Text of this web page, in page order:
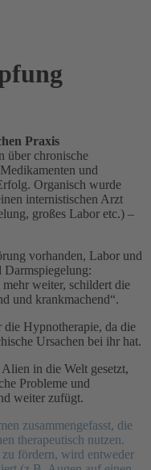
Praxis
über chronische
und
Organisch wurde
internistischen Arzt
großes Labor etc.) –
vorhanden, Labor und
weiter, schildert die
und krankmachend“.
die Hypnotherapie, da die
Ursachen bei ihr hat.
in die Welt gesetzt,
Probleme und
weiter zufügt.
zusammengefasst, die
therapeutisch nutzen.
fördern, wird entweder